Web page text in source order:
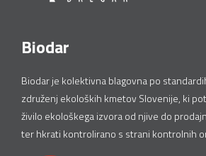
Biodar
Biodar je kolektivna blagovna po
združenj ekoloških kmetov Slovenije, ki
živilo ekološkega izvora od njive do
ter hkrati kontrolirano s strani kontrolnih